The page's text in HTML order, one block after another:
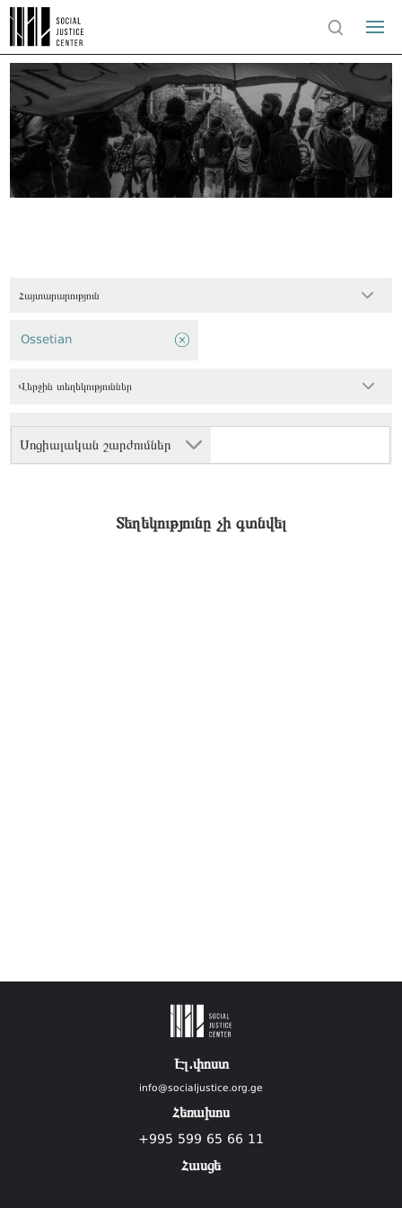
Հայտարարություն
Սոցիալական շարժումներ
Ossetian
Վերջին տեղեկություններ
Տեղեկությունը չի գտնվել
Էլ.փոստ
info@socialjustice.org.ge
Հեռախոս
+995 599 65 66 11
Հասցե